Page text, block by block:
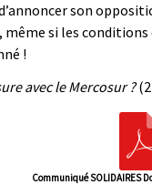
son
même si les
!
avec le Mercosur ?
Communiqué SOLIDAIRES